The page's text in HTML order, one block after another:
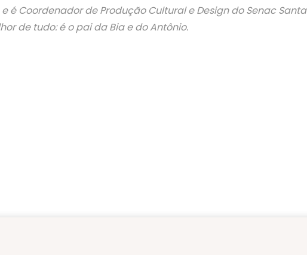
é Coordenador de Produção Cultural e Design do Senac Santa
de tudo: é o pai da Bia e do Antônio.